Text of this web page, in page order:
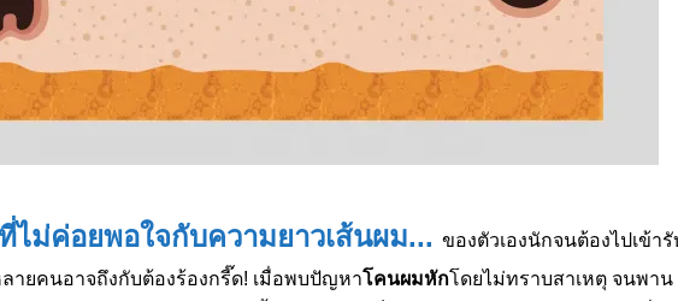
ไม่ค่อยพอใจกับความยาวเส้นผม...ของตัวเองนักจนต้องไปเข้ารั
ายคนอาจถึงกับต้องร้องกรี๊ด! เมื่อพบปัญหาโคนผมหักโดยไม่ทราบสาเหตุ จนพาน